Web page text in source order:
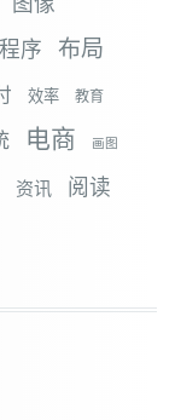
序 布局
效率 教育
电商 画图
资讯 阅读